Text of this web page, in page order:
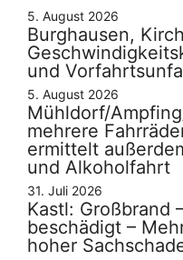
5. August 2026
Burghausen,
und
5. August 2026
Mühldorf/
mehrere
ermittelt
und Alkoholfahrt
31. Juli 2026
Kastl: Großbrand
beschädigt –
hoher